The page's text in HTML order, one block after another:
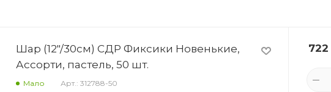
Шар (12"/30см) СДР Фиксики Новенькие,
Ассорти, пастель, 50 шт.
Мало Арт.: 312788-50
722